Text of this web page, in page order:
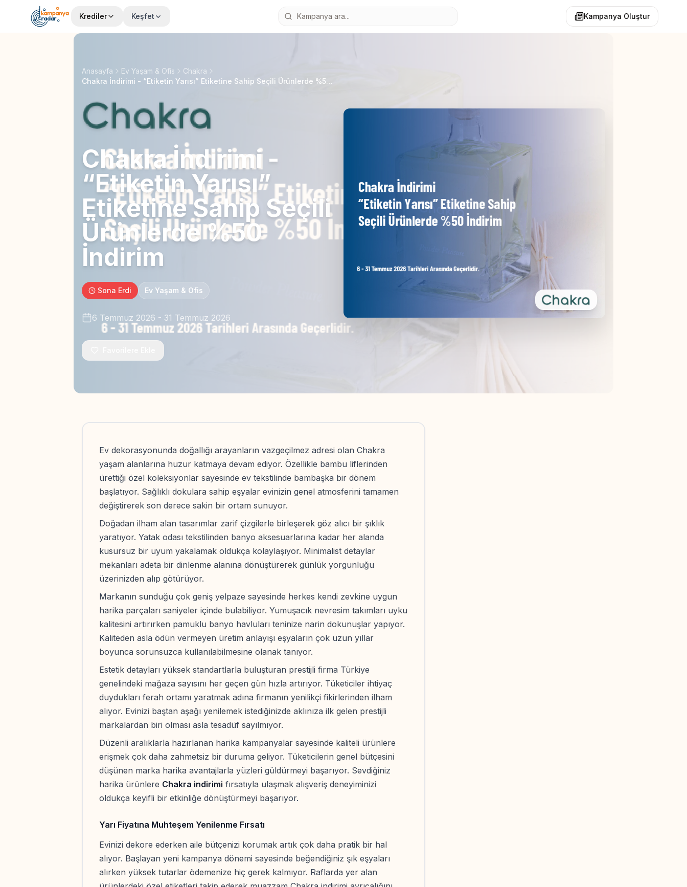
Krediler Keşfet Kampanya Oluştur
Anasayfa Ev Yaşam & Ofis
Chakra
Chakra İndirimi - “Etiketin Yarısı” Etiketine Sahip Seçili Ürünlerde %50 İndirim
Chakra İndirimi -
“Etiketin Yarısı”
Etiketine Sahip Seçili
Ürünlerde %50
İndirim
Sona Erdi Ev Yaşam & Ofis
6 Temmuz 2026 - 31 Temmuz 2026
Ev dekorasyonunda doğallığı arayanların vazgeçilmez adresi olan Chakra
yaşam alanlarına huzur katmaya devam ediyor. Özellikle bambu liflerinden
ürettiği özel koleksiyonlar sayesinde ev tekstilinde bambaşka bir dönem
başlatıyor. Sağlıklı dokulara sahip eşyalar evinizin genel atmosferini tamamen
değiştirerek son derece sakin bir ortam sunuyor.
Doğadan ilham alan tasarımlar zarif çizgilerle birleşerek göz alıcı bir şıklık
yaratıyor. Yatak odası tekstilinden banyo aksesuarlarına kadar her alanda
kusursuz bir uyum yakalamak oldukça kolaylaşıyor. Minimalist detaylar
mekanları adeta bir dinlenme alanına dönüştürerek günlük yorgunluğu
üzerinizden alıp götürüyor.
Markanın sunduğu çok geniş yelpaze sayesinde herkes kendi zevkine uygun
harika parçaları saniyeler içinde bulabiliyor. Yumuşacık nevresim takımları uyku
kalitesini artırırken pamuklu banyo havluları teninize narin dokunuşlar yapıyor.
Kaliteden asla ödün vermeyen üretim anlayışı eşyaların çok uzun yıllar
boyunca sorunsuzca kullanılabilmesine olanak tanıyor.
Estetik detayları yüksek standartlarla buluşturan prestijli firma Türkiye
genelindeki mağaza sayısını her geçen gün hızla artırıyor. Tüketiciler ihtiyaç
duydukları ferah ortamı yaratmak adına firmanın yenilikçi fikirlerinden ilham
alıyor. Evinizi baştan aşağı yenilemek istediğinizde aklınıza ilk gelen prestijli
markalardan biri olması asla tesadüf sayılmıyor.
Düzenli aralıklarla hazırlanan harika kampanyalar sayesinde kaliteli ürünlere
erişmek çok daha zahmetsiz bir duruma geliyor. Tüketicilerin genel bütçesini
düşünen marka harika avantajlarla yüzleri güldürmeyi başarıyor. Sevdiğiniz
harika ürünlere Chakra indirimi fırsatıyla ulaşmak alışveriş deneyiminizi
oldukça keyifli bir etkinliğe dönüştürmeyi başarıyor.
Yarı Fiyatına Muhteşem Yenilenme Fırsatı
Evinizi dekore ederken aile bütçenizi korumak artık çok daha pratik bir hal
alıyor. Başlayan yeni kampanya dönemi sayesinde beğendiğiniz şık eşyaları
alırken yüksek tutarlar ödemenize hiç gerek kalmıyor. Raflarda yer alan